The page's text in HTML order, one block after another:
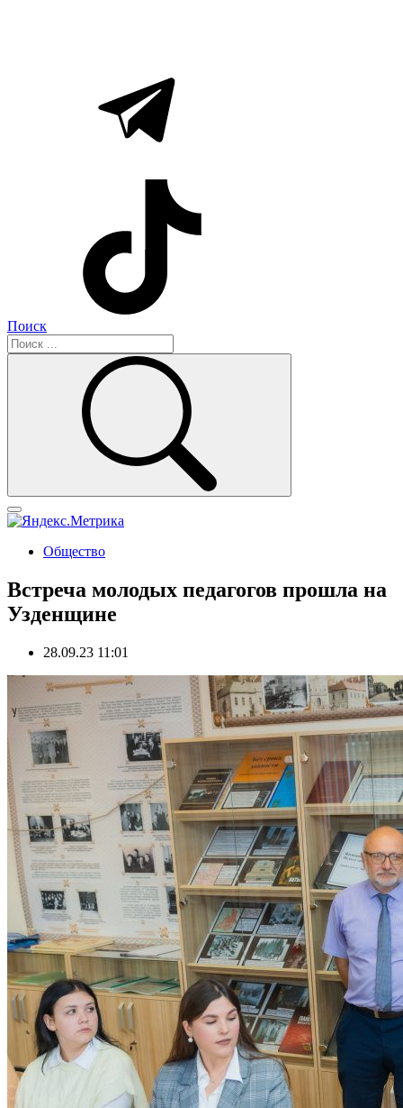
Поиск
Общество
Встреча молодых педагогов прошла на
Узденщине
28.09.23 11:01